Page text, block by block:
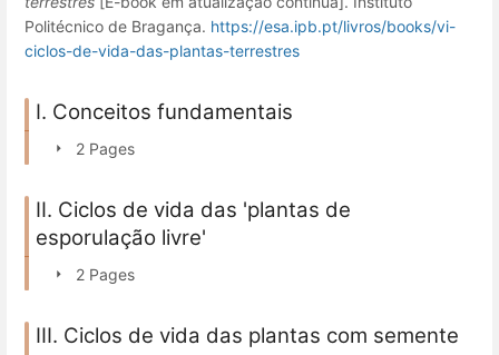
Politécnico de Bragança. https://esa.ipb.pt/livros/books/vi-
ciclos-de-vida-das-plantas-terrestres
I. Conceitos fundamentais
2 Pages
II. Ciclos de vida das 'plantas de
esporulação livre'
2 Pages
III. Ciclos de vida das plantas com semente